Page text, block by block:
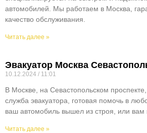
автомобилей. Мы работаем в Москва,
качество обслуживания.
Читать далее »
Эвакуатор Москва
10.12.2024 11:01
В Москве, на Севастопольском
служба эвакуатора, готовая помочь в
ваш автомобиль вышел из строя, или
Читать далее »